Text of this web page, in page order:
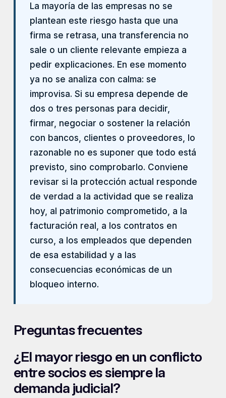
La mayoría de las empresas no se
plantean este riesgo hasta que una
firma se retrasa, una transferencia no
sale o un cliente relevante empieza a
pedir explicaciones. En ese momento
ya no se analiza con calma: se
improvisa. Si su empresa depende de
dos o tres personas para decidir,
firmar, negociar o sostener la relación
con bancos, clientes o proveedores, lo
razonable no es suponer que todo está
previsto, sino comprobarlo. Conviene
revisar si la protección actual responde
de verdad a la actividad que se realiza
hoy, al patrimonio comprometido, a la
facturación real, a los contratos en
curso, a los empleados que dependen
de esa estabilidad y a las
consecuencias económicas de un
bloqueo interno.
Preguntas frecuentes
¿El mayor riesgo en un conflicto
entre socios es siempre la
demanda judicial?